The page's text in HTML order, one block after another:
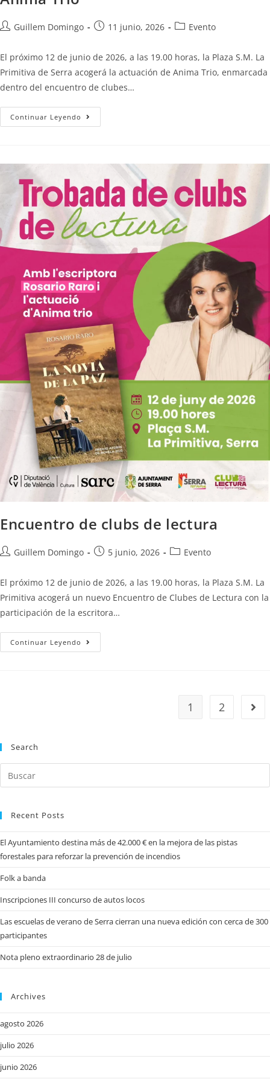
Guillem Domingo 11 junio, 2026 Evento
El próximo 12 de junio de 2026, a las 19.00 horas, la Plaza S.M. La
Primitiva de Serra acogerá la actuación de Anima Trio, enmarcada
dentro del encuentro de clubes…
Continuar Leyendo
Encuentro de clubs de lectura
Guillem Domingo 5 junio, 2026 Evento
El próximo 12 de junio de 2026, a las 19.00 horas, la Plaza S.M. La
Primitiva acogerá un nuevo Encuentro de Clubes de Lectura con la
participación de la escritora…
Continuar Leyendo
1 2
Search
Recent Posts
El Ayuntamiento destina más de 42.000 € en la mejora de las pistas
forestales para reforzar la prevención de incendios
Folk a banda
Inscripciones III concurso de autos locos
Las escuelas de verano de Serra cierran una nueva edición con cerca de 300
participantes
Nota pleno extraordinario 28 de julio
Archives
agosto 2026
julio 2026
junio 2026